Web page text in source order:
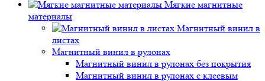
Мягкие магнитные
материалы
Магнитный винил в
листах
Магнитный винил в рулонах
Магнитный винил в рулонах без покрытия
Магнитный винил в рулонах с клеевым